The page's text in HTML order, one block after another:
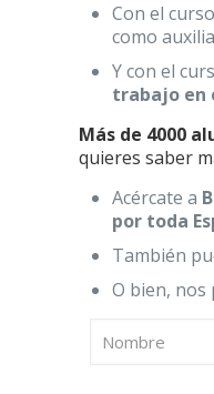
Con el curso
como
Y con el
trabajo en
Más de 4000
quieres saber
Acércate a
por toda
También
O bien,